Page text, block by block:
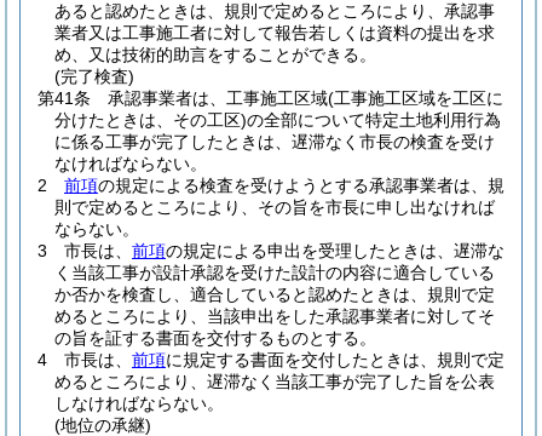
あると認めたときは、規則で定めるところにより、承認事
業者又は工事施工者に対して報告若しくは資料の提出を求
め、又は技術的助言をすることができる。
(完了検査)
第41条
承認事業者は、工事施工区域(工事施工区域を工区に
分けたときは、その工区)の全部について特定土地利用行為
に係る工事が完了したときは、遅滞なく市長の検査を受け
なければならない。
2
前項の規定による検査を受けようとする承認事業者は、規
則で定めるところにより、その旨を市長に申し出なければ
ならない。
3
市長は、 前項の規定による申出を受理したときは、遅滞な
く当該工事が設計承認を受けた設計の内容に適合している
か否かを検査し、適合していると認めたときは、規則で定
めるところにより、当該申出をした承認事業者に対してそ
の旨を証する書面を交付するものとする。
4
市長は、 前項に規定する書面を交付したときは、規則で定
めるところにより、遅滞なく当該工事が完了した旨を公表
しなければならない。
(地位の承継)